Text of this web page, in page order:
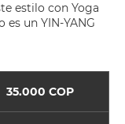
estilo con Yoga
es un YIN-YANG
35.000 COP